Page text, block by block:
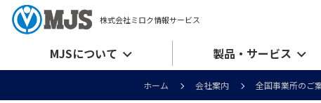
株式会社ミロク情報サービス
MJSについて 製品・サービス
ホーム 会社案内 全国事業所のご